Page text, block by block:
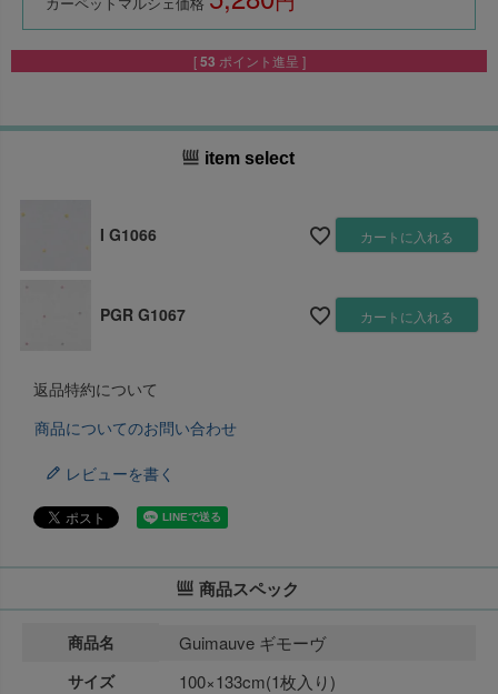
[ 53 ポイント進呈 ]
item select
I G1066 カートに入れる
PGR G1067 カートに入れる
返品特約について
商品についてのお問い合わせ
レビューを書く
商品スペック
商品名 Guimauve ギモーヴ
サイズ 100×133cm(1枚入り)